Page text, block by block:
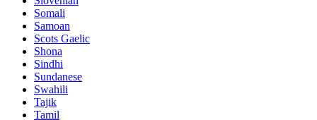
Somali
Samoan
Scots Gaelic
Shona
Sindhi
Sundanese
Swahili
Tajik
Tamil